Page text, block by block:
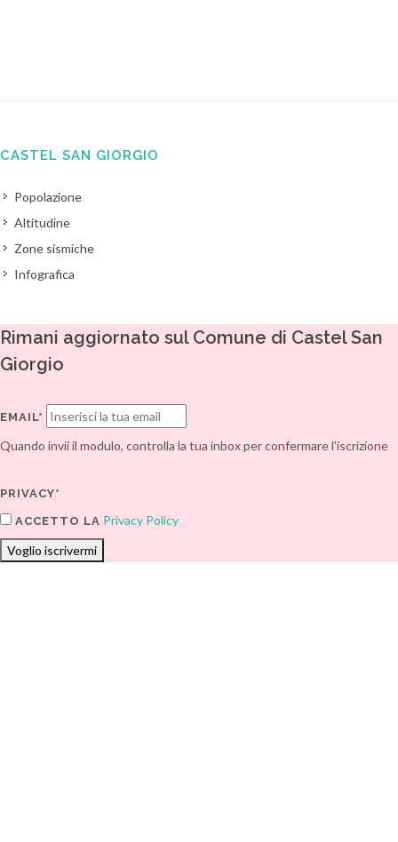
CASTEL SAN GIORGIO
Popolazione
Altitudine
Zone sismiche
Infografica
Rimani aggiornato sul Comune di Castel San
Giorgio
EMAIL*
Quando invii il modulo, controlla la tua inbox per confermare l'iscrizione
PRIVACY*
ACCETTO LA Privacy Policy
Voglio iscrivermi